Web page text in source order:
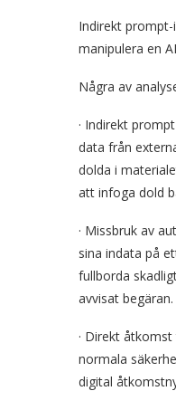
Indirekt
manipulera en
Några av
· Indirekt
data från
dolda i
att infoga dold
· Missbruk av
sina indata på
fullborda
avvisat begäran.
· Direkt
normala
digital